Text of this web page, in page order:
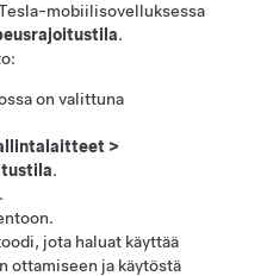
mobiilisovelluksessa
.
on valittuna
>
.
jota haluat käyttää
ottamiseen ja käytöstä